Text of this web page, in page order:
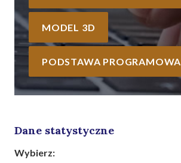
MODEL 3D
PODSTAWA PROGRAMOWA
Dane statystyczne
Wybierz: